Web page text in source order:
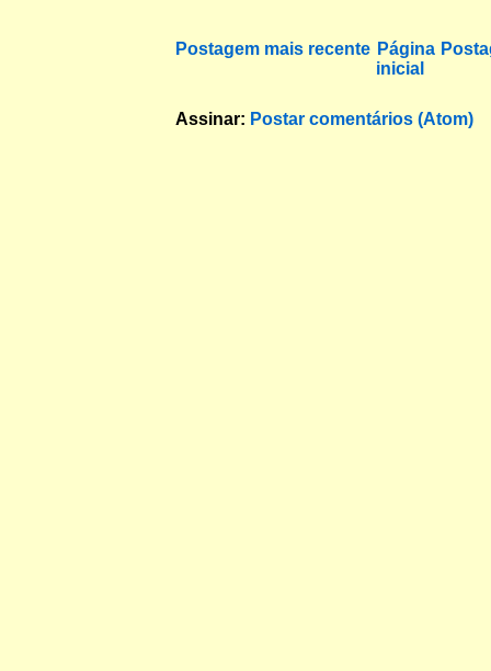
Postagem mais recente Página
inicial
Assinar: Postar comentários (Atom)